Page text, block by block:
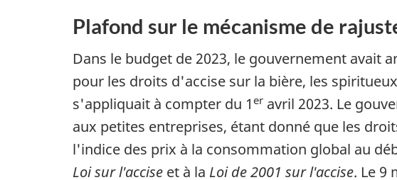
Plafond sur le mécanisme de
Dans le budget de 2023, le gouvernement
pour les droits d'accise sur la bière, les
s'appliquait à compter du 1 er avril 2023. Le
aux petites entreprises, étant donné que les
l'indice des prix à la consommation global au
Loi sur l'accise et à la Loi de 2001 sur l'accise. Le 9